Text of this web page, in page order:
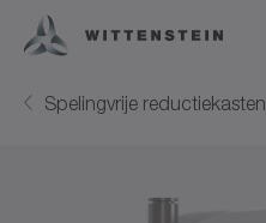
Spelingvrije reductiekasten